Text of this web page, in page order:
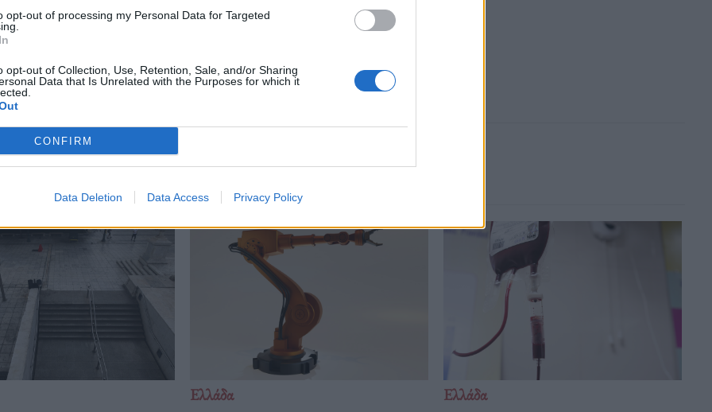
opt-out of processing my Personal Data for Targeted
opt-out of Collection, Use, Retention, Sale, and/or Sharing
Data that Is Unrelated with the Purposes for which it
CONFIRM
Data Deletion Data Access Privacy Policy
Δείτε επίσης
Ελλάδα Ελλάδα